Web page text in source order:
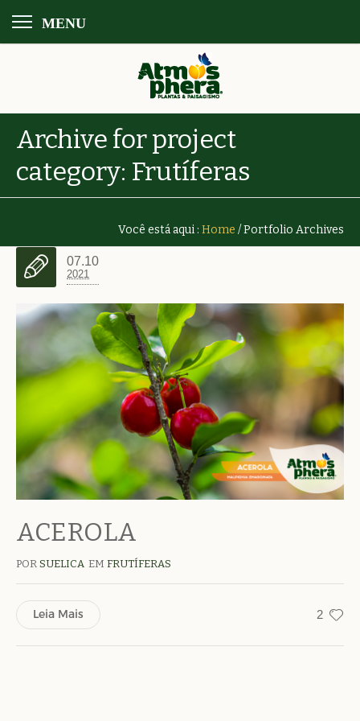
Archive forproject
category: Frutíferas
Você está aqui : Home /Portfolio Archives
07.10
2021
ACEROLA
POR SUELICA EM FRUTÍFERAS
2
Leia Mais
MENU